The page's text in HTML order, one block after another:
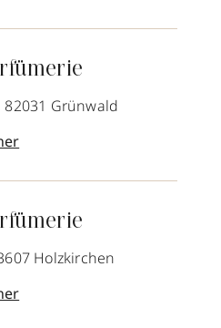
82031 Grünwald
Holzkirchen